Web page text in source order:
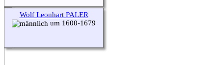
Wolf Leonhart PALER
um 1600-1679